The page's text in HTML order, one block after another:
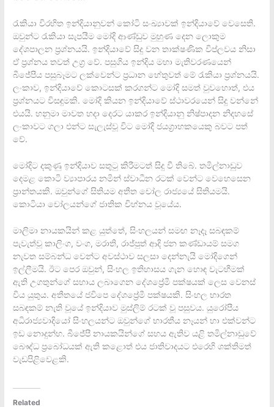
රැකියා විරහිත ඉන්දියානුවන් කෝටි සංඛ්‍යාවක් ඉන්දියාවේ වෙසෙති.
ඔවුන්ට රැකියා සැපයීම මෝදි ආණ්ඩුව මුහුණ දෙන ලොකුම
දේශපාලන ප්‍රශ්නයයි. ඉන්දියාවේ සිදු වන තාක්ෂණික විප්ලවය නිසා
ඒ ප්‍රශ්නය තවත් උග්‍ර වේ. පසුගිය ඉන්දිය මහා මැතිවරණයෙන්
බීජේපීය පසුබෑමට ලක්වෙන්ට ප්‍රධාන හේතුවත් මේ රැකියා ප්‍රශ්නයයි.
ලංකාව, ඉන්දියාවේ කොටසක් කරගන්ට මෝදි සමත් වුවහොත්, එය
ප්‍රශ්නයට විසඳුමකි. මෝදි කියන ඉන්දියාවේ ස්ථාවරයෙන් සිදු වන්නේ
එයයි. හනුමා මාවත හදා දෙරට යාකර ඉන්දියානු නිෂ්පාදන නිදහසේ
ලංකාවට ගලා එන්ට සැලැස්වූ විට මෝදි ජයග්‍රාහකයෙකු බවට පත්
වේ.
මෝදිට දකුණු ඉන්දියාව සතුටු කිරීමටත් සිදු වී තිබේ. තමිල්නාඩුව
දෙමළ කොටි ව්‍යාපාරය නමින් ස්වාධීන රටක් වෙන්ට වෙහෙසෙන
ප්‍රාන්තයකි. ඔවුන්ගේ සිතියම අතීත චෝල රාජ්‍යයේ සිතියමයි.
කොටියා චෝලයන්ගේ ජාතික චිහ්නය වූයේය.
මාලිමා නායකයින් කළ යුත්තේ, සිංහලයන් සමඟ නෑදෑ සබඳකම්
පැවැත්වූ කාලිංග, වංග, මරාති, රාජ්පුත් ආදි ජන කණ්ඩායම් සමග
නැවත සම්බන්ධ වෙන්ට අවස්ථාව සලසා දෙන්නැයි මෝදිගෙන්
ඉල්ලීමයි. ඊට පෙර ඔවුන්, සිංහල ඉතිහාසය ගැන හොඳ වැටහීමක්
ඇති උගතුන්ගේ සහාය ලබාගෙන දේශප්‍රේමී පක්ෂයක් ලෙස වෙනස්
විය යුතුය. අතීතයේ ජවිපෙ දේශප්‍රේමී පක්ෂයකි. සිංහල භාරත
සබඳකම් නැති වූයේ ඉන්දියාව මුස්ලිම් රටක් වූ පසුවය. යුරෝපීය
අධිරාජ්‍යවාදියෝ සිංහලයන්ට ඔවුන්ගේ භාරතීය නෑයන් හා එක්වන්ට
ඉඩ නොදුන්හ. බීජේපී නායකයින්ගේ සහය ඇතිව යළි තමිල්නාඩුවේ
බෞද්ධ ප්‍රබෝධයක් ඇති කළොත් එය ජාතිවාදයට එරෙහි ශක්තිමත්
වැඩපිළිවෙළකි.
Related